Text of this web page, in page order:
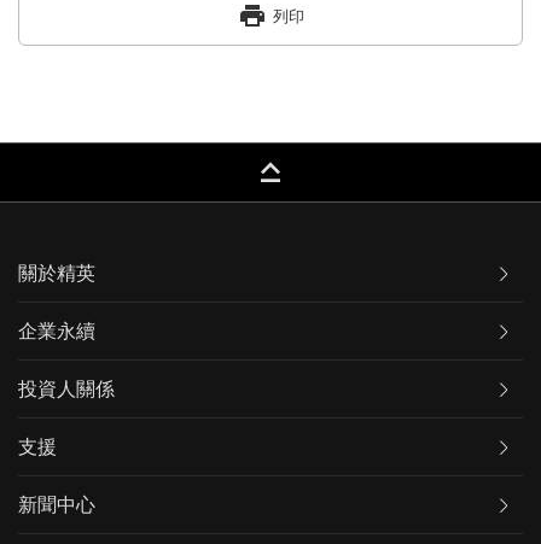
print 列印
keyboard_capslock
關於精英
企業永續
投資人關係
支援
新聞中心